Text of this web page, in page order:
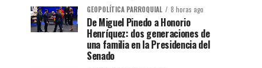
GEOPOLÍTICA PARROQUIAL 8 horas ago
De Miguel Pinedo a Honorio
Henríquez: dos generaciones de
una familia en la Presidencia del
Senado